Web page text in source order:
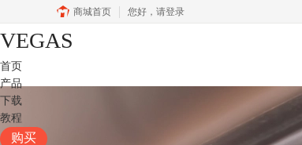
商城首页 您好， 请登录
VEGAS
首页
产品
下载
教程
购买